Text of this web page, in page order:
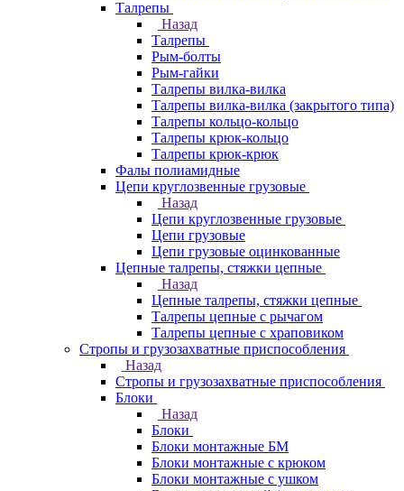
Талрепы
Назад
Талрепы
Рым-болты
Рым-гайки
Талрепы вилка-вилка
Талрепы вилка-вилка (закрытого типа)
Талрепы кольцо-кольцо
Талрепы крюк-кольцо
Талрепы крюк-крюк
Фалы полиамидные
Цепи круглозвенные грузовые
Назад
Цепи круглозвенные грузовые
Цепи грузовые
Цепи грузовые оцинкованные
Цепные талрепы, стяжки цепные
Назад
Цепные талрепы, стяжки цепные
Талрепы цепные с рычагом
Талрепы цепные с храповиком
Стропы и грузозахватные приспособления
Назад
Стропы и грузозахватные приспособления
Блоки
Назад
Блоки
Блоки монтажные БМ
Блоки монтажные с крюком
Блоки монтажные с ушком